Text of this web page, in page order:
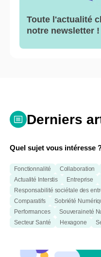
Toute l'actualité
notre newsletter !
Derniers
Quel sujet vous intéresse
Fonctionnalité Collaboration
Actualité Interstis
Entreprise
Responsabilité sociétale des
Comparatifs
Sobriété
Performances
Souveraineté
Secteur Santé
Hexagone